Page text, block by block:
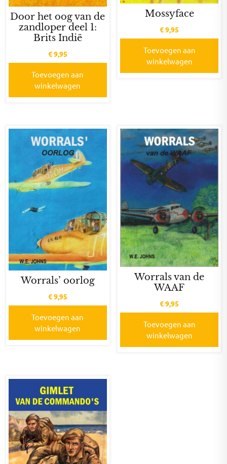
Door het oog van de
zandloper deel 1:
Brits Indië
€9,95
Toevoegen aan
winkelwagen
Mossyface
€9,95
Toevoegen aan
winkelwagen
Worrals’ oorlog
€9,95
Toevoegen aan
winkelwagen
Worrals van de
WAAF
€9,95
Toevoegen aan
winkelwagen